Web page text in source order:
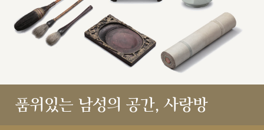
품위있는 남성의 공간, 사랑방